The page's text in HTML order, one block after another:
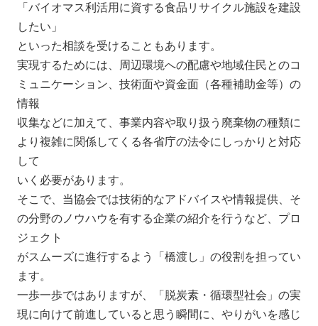
「バイオマス利活用に資する食品リサイクル施設を建設
したい」
といった相談を受けることもあります。
実現するためには、周辺環境への配慮や地域住民とのコ
ミュニケーション、技術面や資金面（各種補助金等）の
情報
収集などに加えて、事業内容や取り扱う廃棄物の種類に
より複雑に関係してくる各省庁の法令にしっかりと対応
して
いく必要があります。
そこで、当協会では技術的なアドバイスや情報提供、そ
の分野のノウハウを有する企業の紹介を行うなど、プロ
ジェクト
がスムーズに進行するよう「橋渡し」の役割を担ってい
ます。
一歩一歩ではありますが、「脱炭素・循環型社会」の実
現に向けて前進していると思う瞬間に、やりがいを感じ